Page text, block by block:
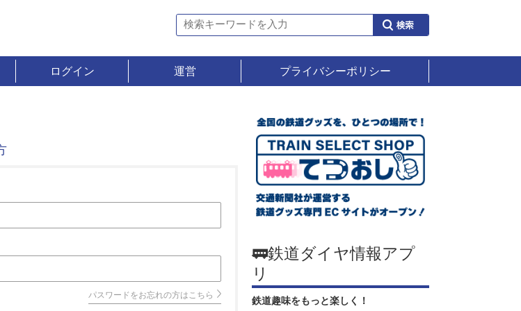
ログイン 運営 プライバシーポリシー
パスワードをお忘れの方はこちら
🚃鉄道ダイヤ情報アプ
リ
鉄道趣味をもっと楽しく！